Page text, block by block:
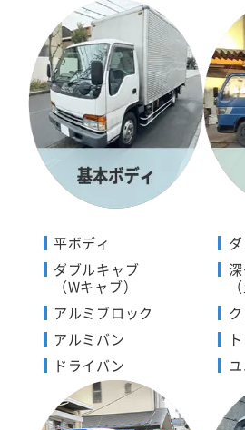
平ボディ
ダブルキャブ
（Wキャブ）
アルミブロック
アルミバン
ドライバン